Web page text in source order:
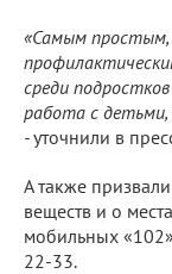
«Самым
среди
работа с детьми,
-уточнили в
А также
веществ и о
мобильных
22-33.